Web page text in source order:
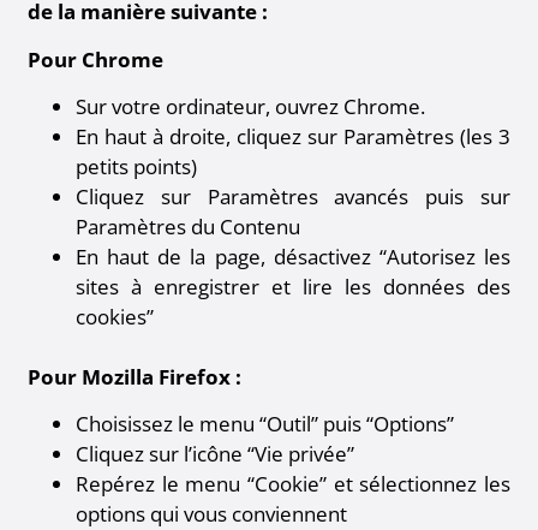
de la manière suivante :
Pour Chrome
Sur votre ordinateur, ouvrez Chrome.
En haut à droite, cliquez sur Paramètres (les 3
petits points)
Cliquez sur Paramètres avancés puis sur
Paramètres du Contenu
En haut de la page, désactivez “Autorisez les
sites à enregistrer et lire les données des
cookies”
Pour Mozilla Firefox :
Choisissez le menu “Outil” puis “Options”
Cliquez sur l’icône “Vie privée”
Repérez le menu “Cookie” et sélectionnez les
options qui vous conviennent